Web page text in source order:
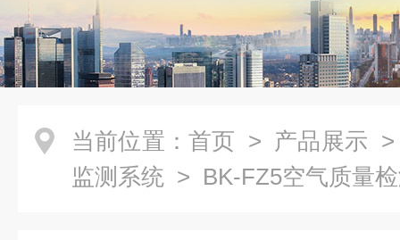
当前位置： 首页 > 产品展示
监测系统 > BK-FZ5空气质量